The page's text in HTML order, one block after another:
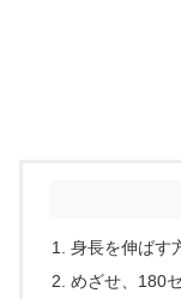
身長を伸ばす
めざせ、180